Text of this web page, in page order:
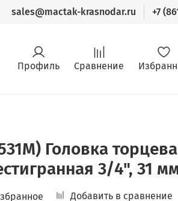
sales@mactak-krasnodar.ru +7
Профиль Сравнение
Головка
3/4", 31
Добавить в сравнение